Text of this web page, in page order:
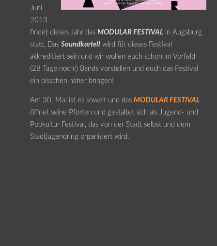
Juni
2013
findet dieses Jahr das MODULAR FESTIVALin Augsburg
statt. Das Soundkartellwird für dieses Festival
akkreditiert sein und wir wollen euch schon im Vorfeld
(28 Tage noch!) Bands vorstellen und euch das Festival
ein bisschen näher bringen!
Am 30. Mai ist es soweit und das MODULAR FESTIVAL
öffnet seine Pforten und gestaltet sich als Jugend- und
Popkultur Festival, das von der Stadt selbst und dem
Stadtjugendring organisiert wird.